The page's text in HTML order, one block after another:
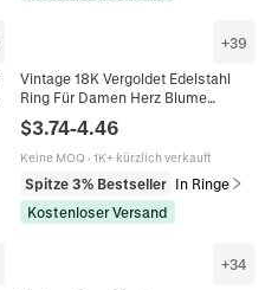
+39
Vintage 18K Vergoldet Edelstahl
Ring Für Damen Herz Blume
Emaille Naturstein Zirkonia Mode
Schmuck Fingerring
$3.74-4.46
Keine MOQ · 1K+ kürzlich verkauft
Spitze 3% Bestseller In Ringe
Kostenloser Versand
+34